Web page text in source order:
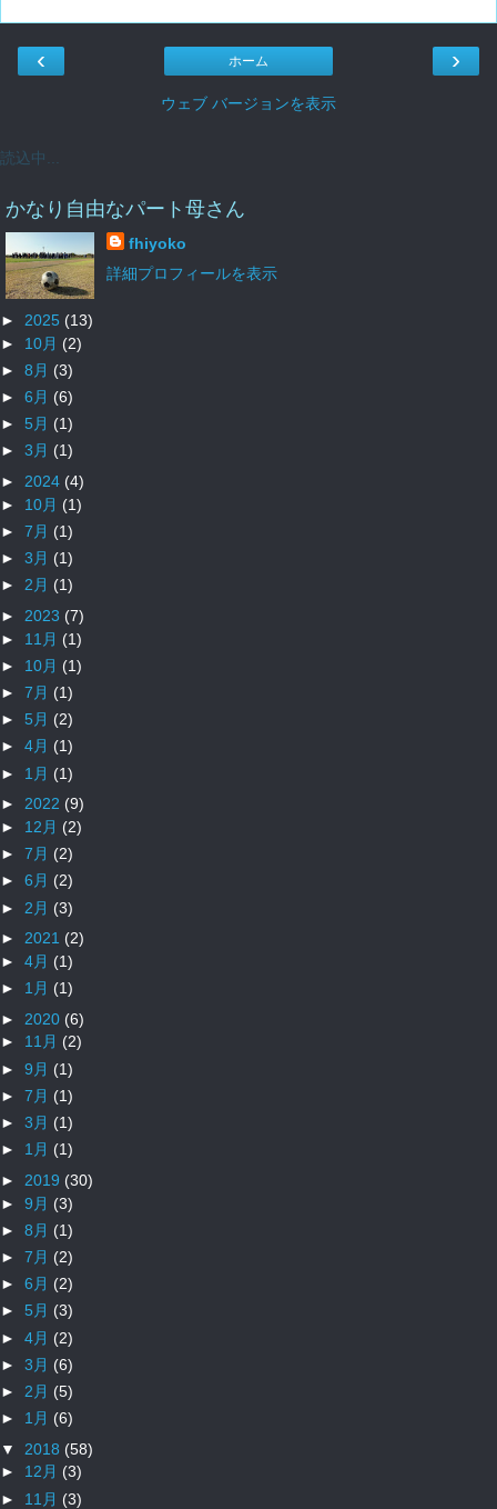
‹ ›
ホーム
ウェブ バージョンを表示
読込中...
かなり自由なパート母さん
fhiyoko
詳細プロフィールを表示
► 2025 (13)
► 10月 (2)
► 8月 (3)
► 6月 (6)
► 5月 (1)
► 3月 (1)
► 2024 (4)
► 10月 (1)
► 7月 (1)
► 3月 (1)
► 2月 (1)
► 2023 (7)
► 11月 (1)
► 10月 (1)
► 7月 (1)
► 5月 (2)
► 4月 (1)
► 1月 (1)
► 2022 (9)
► 12月 (2)
► 7月 (2)
► 6月 (2)
► 2月 (3)
► 2021 (2)
► 4月 (1)
► 1月 (1)
► 2020 (6)
► 11月 (2)
► 9月 (1)
► 7月 (1)
► 3月 (1)
► 1月 (1)
► 2019 (30)
► 9月 (3)
► 8月 (1)
► 7月 (2)
► 6月 (2)
► 5月 (3)
► 4月 (2)
► 3月 (6)
► 2月 (5)
► 1月 (6)
▼ 2018 (58)
► 12月 (3)
► 11月 (3)